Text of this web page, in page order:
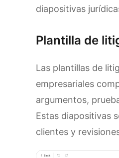
diapositivas
Plantilla de
Las plantillas de
empresariales
argumentos,
Estas diapositivas
clientes y